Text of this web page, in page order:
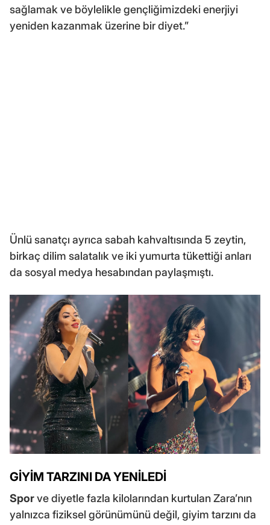
sağlamak ve böylelikle gençliğimizdeki enerjiyi
yeniden kazanmak üzerine bir diyet.”
Ünlü sanatçı ayrıca sabah kahvaltısında 5 zeytin,
birkaç dilim salatalık ve iki yumurta tükettiği anları
da sosyal medya hesabından paylaşmıştı.
GİYİM TARZINI DA YENİLEDİ
Sporve diyetle fazla kilolarından kurtulan Zara’nın
yalnızca fiziksel görünümünü değil, giyim tarzını da